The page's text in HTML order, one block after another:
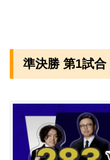
準決勝 第1試合